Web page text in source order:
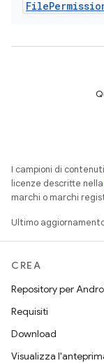
File
I campioni di
licenze descritte nella
marchi o marchi
Ultimo
CREA
Repository per
Requisiti
Download
Visualizza